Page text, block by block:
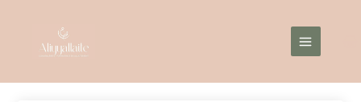
contenu
Menu